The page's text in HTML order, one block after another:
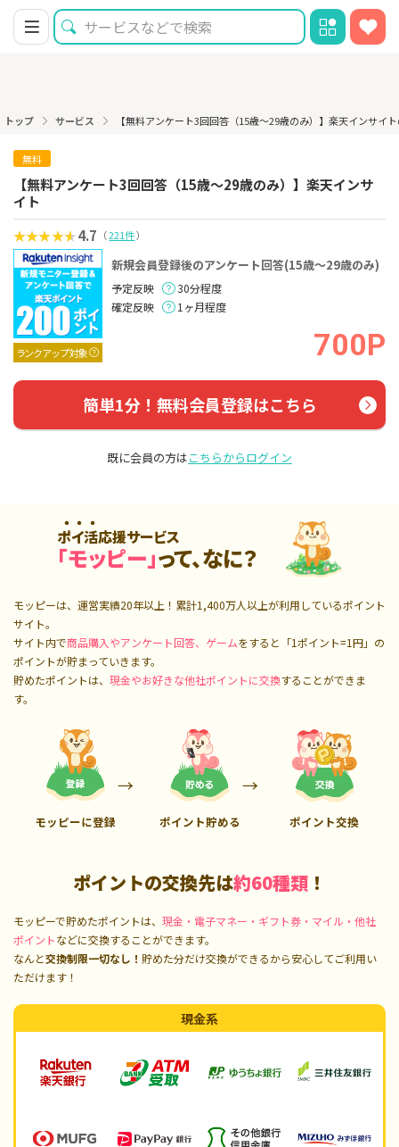
トップ サービス 【無料アンケート3回回答（15歳〜29歳のみ）】楽天インサイ
無料
【無料アンケート3回回答（15歳〜29歳のみ）】楽天インサ
イト
4.7 （221件）
ランクアップ対象
新規会員登録後のアンケート回答(15歳〜29歳のみ)
予定反映
30分程度
確定反映
1ヶ月程度
700P
簡単1分！無料会員登録はこちら
既に会員の方はこちらからログイン
ポイ活応援サービス
「モッピー」って、なに？
モッピーは、運営実績20年以上！累計1,400万人以上が利用しているポイント
サイト。
サイト内で商品購入やアンケート回答、ゲームをすると「1ポイント=1円」の
ポイントが貯まっていきます。
貯めたポイントは、 現金やお好きな他社ポイントに交換することができま
す。
モッピーに登録 ポイント貯める ポイント交換
ポイントの交換先は約60種類 ！
モッピーで貯めたポイントは、 現金・電子マネー・ギフト券・マイル・他社
ポイントなどに交換することができます。
なんと交換制限一切なし！ 貯めた分だけ交換ができるから安心してご利用い
ただけます！
現金系